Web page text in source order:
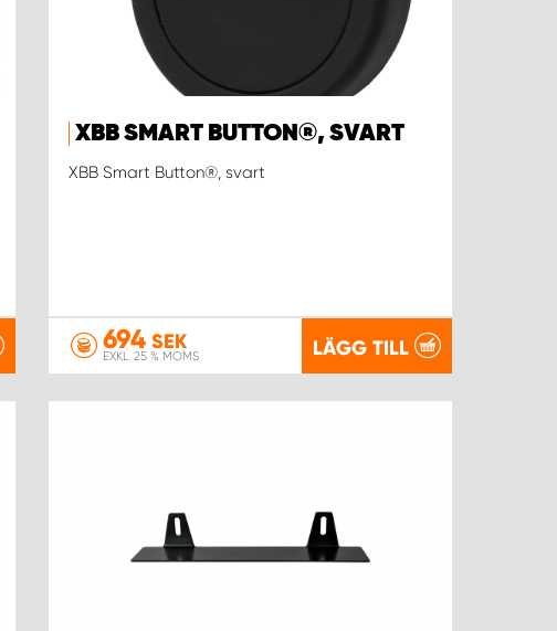
XBB SMART BUTTON®, SVART
XBB Smart Button®, svart
694 SEK
EXKL. 25 % MOMS LÄGG TILL